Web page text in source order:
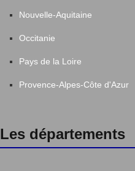
Nouvelle-Aquitaine
Occitanie
Pays de la Loire
Provence-Alpes-Côte d'Azur
Les départements